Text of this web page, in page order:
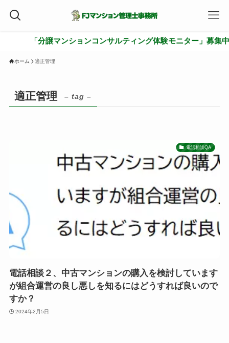
「分譲マンションコンサルティング体験モニター」募集中
ホーム 適正管理
適正管理 – tag –
電話相談QA
電話相談２、中古マンションの購入を検討しています
が組合運営の良し悪しを知るにはどうすれば良いので
すか？
2024年2月5日